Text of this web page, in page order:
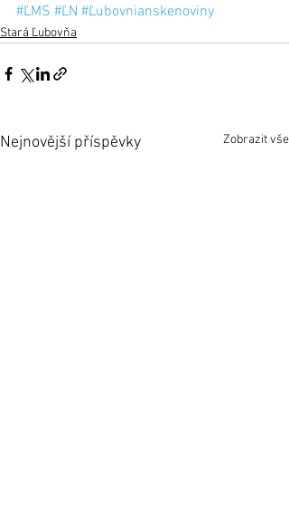
#ĽMS #ĽN #Ľubovnianskenoviny
Stará Ľubovňa
Nejnovější příspěvky Zobrazit vše